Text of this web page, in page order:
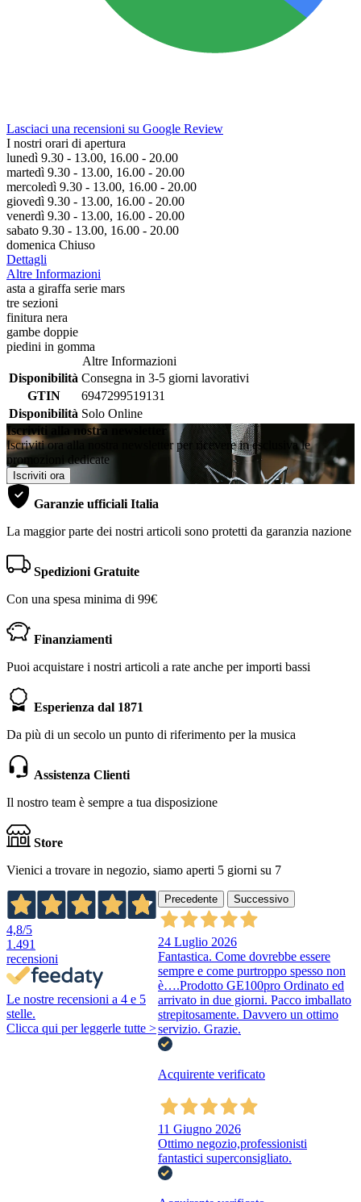
Lasciaci una recensioni su Google Review
I nostri orari di apertura
lunedì 9.30 - 13.00, 16.00 - 20.00
martedì 9.30 - 13.00, 16.00 - 20.00
mercoledì 9.30 - 13.00, 16.00 - 20.00
giovedì 9.30 - 13.00, 16.00 - 20.00
venerdì 9.30 - 13.00, 16.00 - 20.00
sabato 9.30 - 13.00, 16.00 - 20.00
domenica Chiuso
Dettagli
Altre Informazioni
asta a giraffa serie mars
tre sezioni
finitura nera
gambe doppie
piedini in gomma
Altre Informazioni
Disponibilità Consegna in 3-5 giorni lavorativi
GTIN
6947299519131
Disponibilità Solo Online
Iscriviti alla nostra newsletter
Iscriviti ora alla nostra newsletter per ricevere in esclusiva le
promozioni dedicate
Iscriviti ora
Garanzie ufficiali Italia
La maggior parte dei nostri articoli sono protetti da garanzia nazione
Spedizioni Gratuite
Con una spesa minima di 99€
Finanziamenti
Puoi acquistare i nostri articoli a rate anche per importi bassi
Esperienza dal 1871
Da più di un secolo un punto di riferimento per la musica
Assistenza Clienti
Il nostro team è sempre a tua disposizione
Store
Vienici a trovare in negozio, siamo aperti 5 giorni su 7
4,8/5
1.491
recensioni
Le nostre recensioni a 4 e 5
stelle.
Clicca qui per leggerle tutte >
Precedente Successivo
24 Luglio 2026
Fantastica. Come dovrebbe essere
sempre e come purtroppo spesso non
è….Prodotto GE100pro Ordinato ed
arrivato in due giorni. Pacco imballato
strepitosamente. Davvero un ottimo
servizio. Grazie.
Acquirente verificato
11 Giugno 2026
Ottimo negozio,professionisti
fantastici superconsigliato.